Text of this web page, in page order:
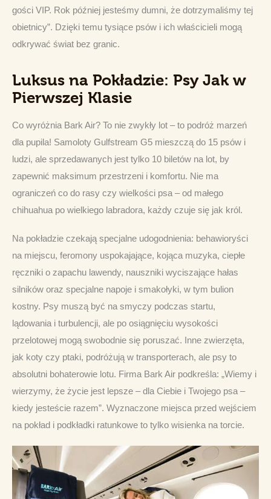
gości VIP. Rok później jesteśmy dumni, że dotrzymaliśmy tej
obietnicy”. Dzięki temu tysiące psów i ich właścicieli mogą
odkrywać świat bez granic.
Luksus na Pokładzie: Psy Jak w
Pierwszej Klasie
Co wyróżnia Bark Air? To nie zwykły lot – to podróż marzeń
dla pupila! Samoloty Gulfstream G5 mieszczą do 15 psów i
ludzi, ale sprzedawanych jest tylko 10 biletów na lot, by
zapewnić maksimum przestrzeni i komfortu. Nie ma
ograniczeń co do rasy czy wielkości psa – od małego
chihuahua po wielkiego labradora, każdy czuje się jak król.
Na pokładzie czekają specjalne udogodnienia: behawioryści
na miejscu, feromony uspokajające, kojąca muzyka, ciepłe
ręczniki o zapachu lawendy, nauszniki wyciszające hałas
silników oraz specjalne napoje i smakołyki, w tym bulion
kostny. Psy muszą być na smyczy podczas startu,
lądowania i turbulencji, ale po osiągnięciu wysokości
przelotowej mogą swobodnie się poruszać. Inne zwierzęta,
jak koty czy ptaki, podróżują w transporterach, ale psy to
absolutni bohaterowie lotu. Firma Bark Air podkreśla: „Wiemy i
wierzymy, że życie jest lepsze – dla Ciebie i Twojego psa –
kiedy jesteście razem”. Wyznaczone miejsca przed wejściem
na pokład i podkładki ratunkowe to tylko wisienka na torcie.